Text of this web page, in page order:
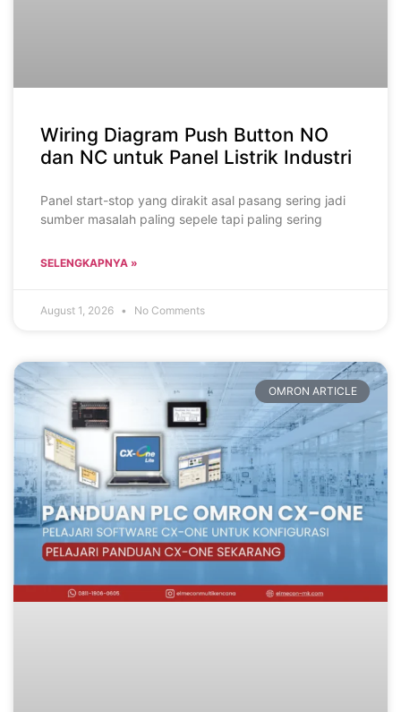
Wiring Diagram Push Button NO
dan NC untuk Panel Listrik Industri
Panel start-stop yang dirakit asal pasang sering jadi
sumber masalah paling sepele tapi paling sering
SELENGKAPNYA »
August 1, 2026 No Comments
OMRON ARTICLE